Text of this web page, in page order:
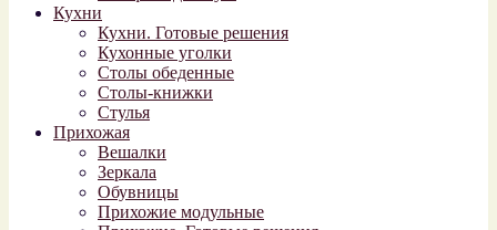
Кухни
Кухни. Готовые решения
Кухонные уголки
Столы обеденные
Столы-книжки
Стулья
Прихожая
Вешалки
Зеркала
Обувницы
Прихожие модульные